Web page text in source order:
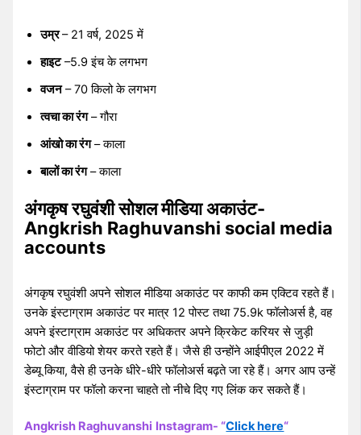
उम्र– 21 वर्ष, 2025 में
हाइट–5.9 इंच के लगभग
वजन– 70 किलो के लगभग
त्वचा का रंग– गौरा
आंखो का रंग– काला
बालों का रंग– काला
अंगकृष रघुवंशीसोशल मीडिया अकाउंट-
Angkrish Raghuvanshi social media
accounts
अंगकृष रघुवंशी अपने सोशल मीडिया अकाउंट पर काफी कम एक्टिव रहते हैं।
उनके इंस्टाग्राम अकाउंट पर मात्र 12 पोस्ट तथा 75.9k फॉलोअर्स है, वह
अपने इंस्टाग्राम अकाउंट पर अधिकतर अपने क्रिकेट करियर से जुड़ी
फोटो और वीडियो शेयर करते रहते हैं। जैसे ही उन्होंने आईपीएल 2022 में
डेब्यू किया, वैसे ही उनके धीरे-धीरे फॉलोअर्स बढ़ते जा रहे हैं। अगर आप उन्हें
इंस्टाग्राम पर फॉलो करना चाहते तो नीचे दिए गए लिंक कर सकते हैं।
Angkrish Raghuvanshi Instagram- “Click here“